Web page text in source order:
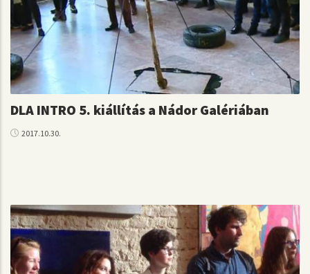
DLA INTRO 5. kiállítás a Nádor Galériában
2017.10.30.